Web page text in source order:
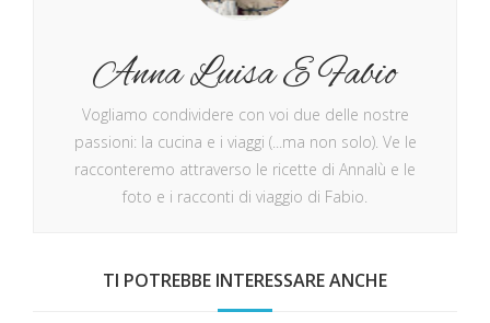
Anna Luisa E Fabio
Vogliamo condividere con voi due delle nostre
passioni: la cucina e i viaggi (...ma non solo). Ve le
racconteremo attraverso le ricette di Annalù e le
foto e i racconti di viaggio di Fabio.
TI POTREBBE INTERESSARE ANCHE